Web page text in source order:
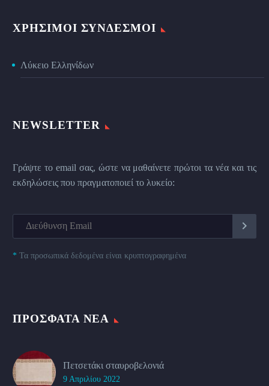
ΧΡΉΣΙΜΟΙ ΣΎΝΔΕΣΜΟΙ
Λύκειο Ελληνίδων
NEWSLETTER
Γράψτε το email σας, ώστε να μαθαίνετε πρώτοι τα νέα και τις
εκδηλώσεις που πραγματοποιεί το λυκείο:
* Τα προσωπικά δεδομένα είναι κρυπτογραφημένα
ΠΡΌΣΦΑΤΑ ΝΈΑ
Πετσετάκι σταυροβελονιά
9 Απριλίου 2022